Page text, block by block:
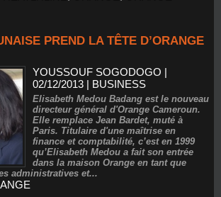
PREND LA TÊTE D’ORANGE
YOUSSOUF SOGODOGO |
02/12/2013 | BUSINESS
Elisabeth Medou Badang est le nouveau
directeur général d'Orange Cameroun.
Elle remplace Jean Bardet, muté à
Paris. Titulaire d'une maîtrise en
finance et comptabilité, c’est en 1999
qu’Elisabeth Medou a fait son entrée
dans la maison Orange en tant que
administratives et...